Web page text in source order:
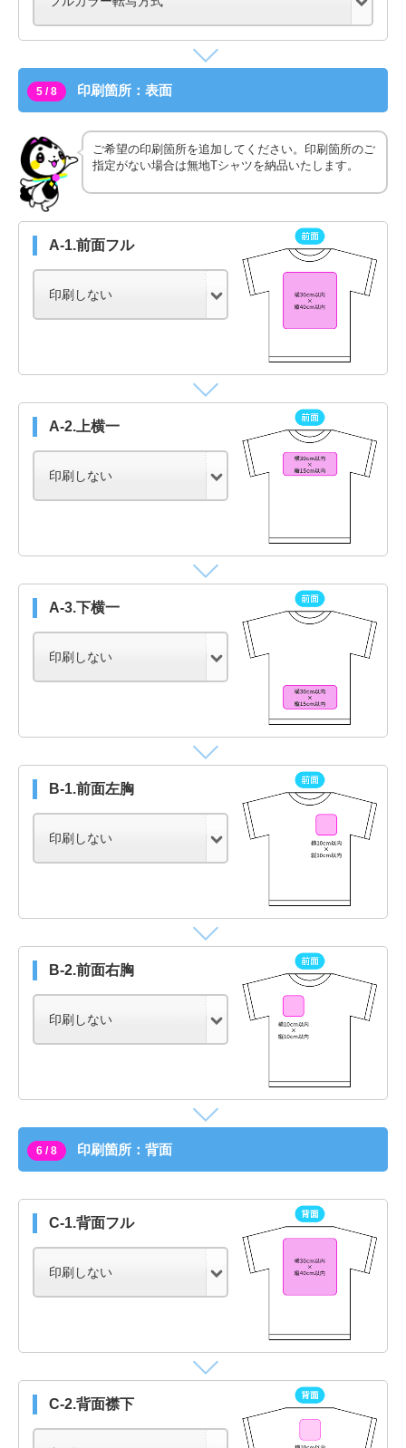
5 / 8 印刷箇所：表面
ご希望の印刷箇所を追加してください。印刷箇所のご
指定がない場合は無地Tシャツを納品いたします。
A-1.前面フル
A-2.上横一
A-3.下横一
B-1.前面左胸
B-2.前面右胸
6 / 8 印刷箇所：背面
C-1.背面フル
C-2.背面襟下